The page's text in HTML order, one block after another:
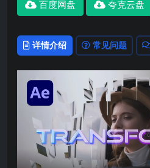
百度网盘 夸克云盘
详情介绍 常见问题